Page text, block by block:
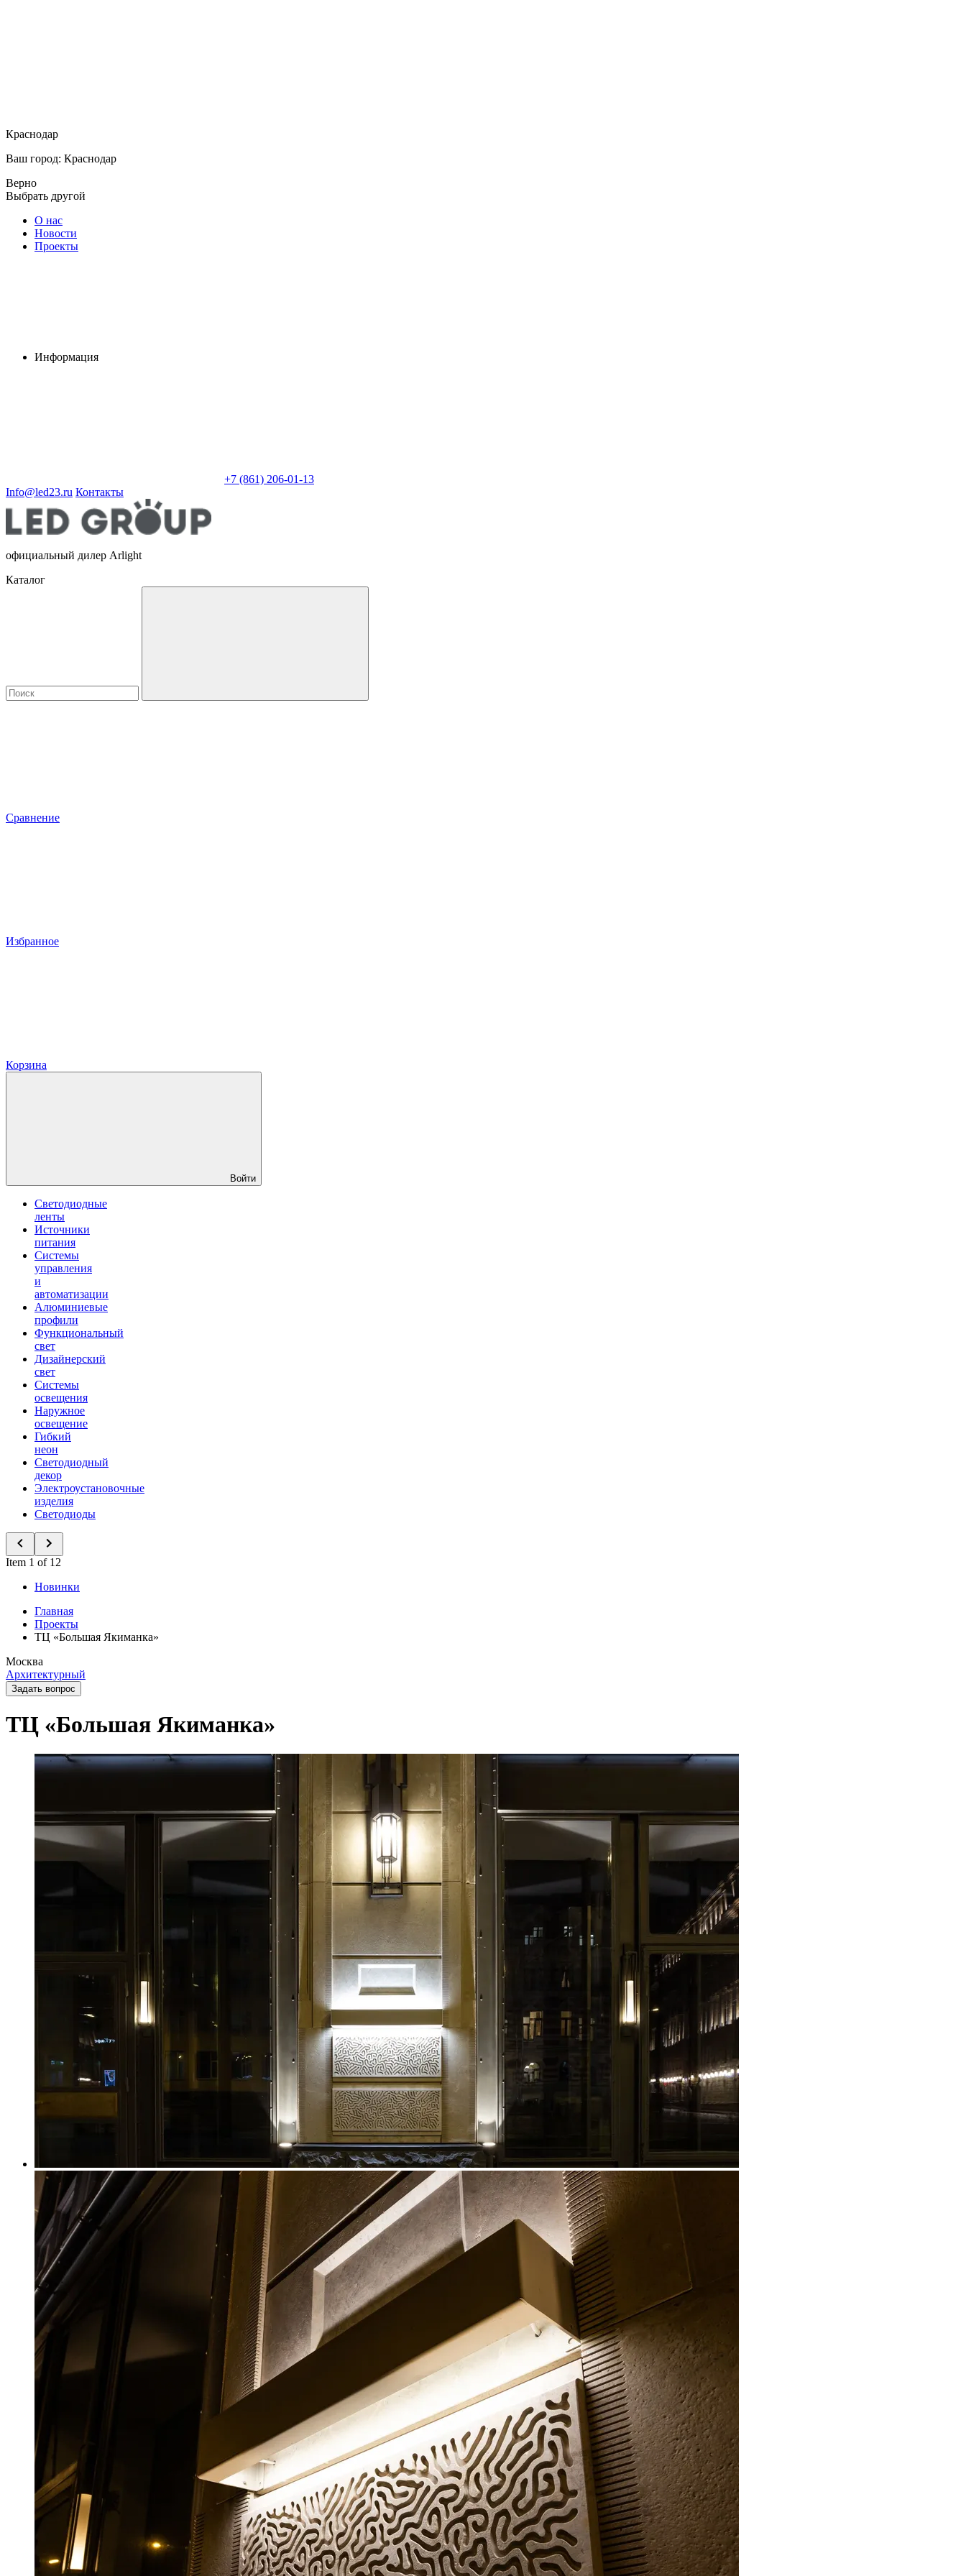
Краснодар
Ваш город: Краснодар
Верно
Выбрать другой
О нас
Новости
Проекты
Информация
+7 (861) 206-01-13
Info@led23.ru Контакты
официальный дилер Arlight
Каталог
Сравнение
Избранное
Корзина
Войти
Светодиодные
ленты
Источники
питания
Системы
управления
и
автоматизации
Алюминиевые
профили
Функциональный
свет
Дизайнерский
свет
Системы
освещения
Наружное
освещение
Гибкий
неон
Светодиодный
декор
Электроустановочные
изделия
Светодиоды
Item 1 of 12
Новинки
Главная
Проекты
ТЦ «Большая Якиманка»
Москва
Архитектурный
Задать вопрос
ТЦ «Большая Якиманка»